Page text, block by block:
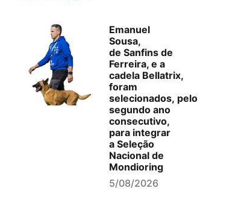
Emanuel
Sousa,
de Sanfins de
Ferreira, e a
cadela Bellatrix,
foram
selecionados, pelo
segundo ano
consecutivo,
para integrar
a Seleção
Nacional de
Mondioring
5/08/2026